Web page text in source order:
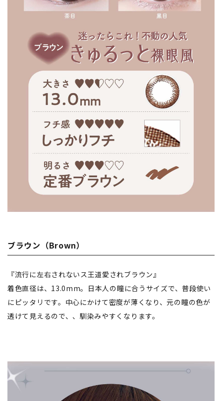
ブラウン（Brown）
『流行に左右されないス王道愛されブラウン』
着色直径は、13.0mm。日本人の瞳に合うサイズで、普段使い
にピッタリです。中心にかけて密度が薄くなり、元の瞳の色が
透けて見えるので、、馴染みやすくなります。